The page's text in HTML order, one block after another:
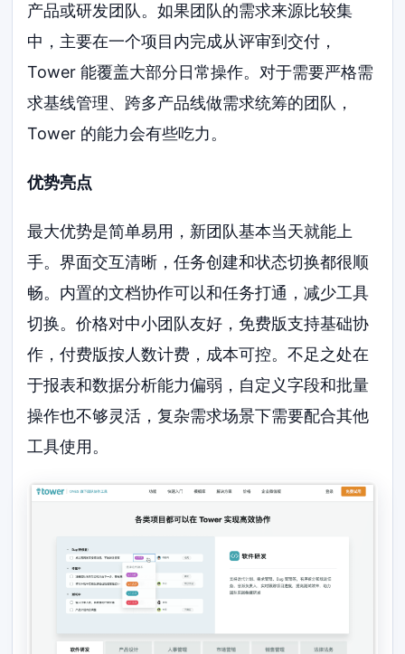
产品或研发团队。如果团队的需求来源比较集
中，主要在一个项目内完成从评审到交付，
Tower 能覆盖大部分日常操作。对于需要严格需
求基线管理、跨多产品线做需求统筹的团队，
Tower 的能力会有些吃力。
优势亮点
最大优势是简单易用，新团队基本当天就能上
手。界面交互清晰，任务创建和状态切换都很顺
畅。内置的文档协作可以和任务打通，减少工具
切换。价格对中小团队友好，免费版支持基础协
作，付费版按人数计费，成本可控。不足之处在
于报表和数据分析能力偏弱，自定义字段和批量
操作也不够灵活，复杂需求场景下需要配合其他
工具使用。